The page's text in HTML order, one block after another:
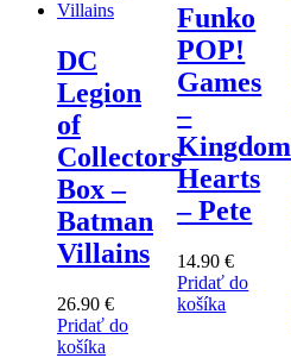
DC
Legion
of
Collectors
Box –
Batman
Villains
26.90 €
Pridať do
košíka
Funko
POP!
Games
–
Kingdom
Hearts
– Pete
14.90€
Pridať do
košíka